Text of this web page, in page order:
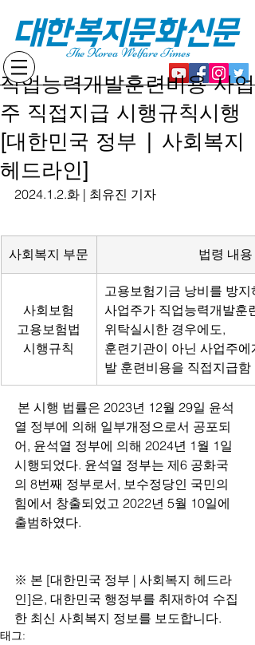
대한복지문화신문
The Korea Welfare Times
직업능력개발훈련비용 사업
주 직접지급 시행규칙시행
[대한민국 정부 | 사회복지
헤드라인]
2024.1.2.화 | 최유진 기자
사회복지 부문 법령 내용
사회보험
고용보험법
시행규칙
고용보험기금 낭비를 방지
사업주가 직업능력개발훈
위탁실시한 경우에도,
훈련기관이 아닌 사업주에
발 훈련비용을 직접지급함
열 정부에 의해 일부개정으로서 공포되
어, 윤석열 정부에 의해 2024년 1월 1일
시행되었다. 윤석열 정부는 제6 공화국
의 8번째 정부로서, 보수정당인 국민의
힘에서 창출되었고 2022년 5월 10일에
출범하였다.
※ 본 [대한민국 정부 | 사회복지 헤드라
인]은, 대한민국 행정부를 취재하여 수집
한 최신 사회복지 정보를 보도합니다.
태그: